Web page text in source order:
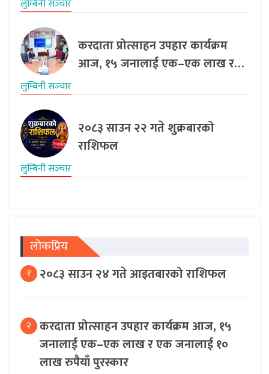
लुम्बिनी सञ्‍चार
करदाता प्रोत्साहन उपहार कार्यक्रम
आज, १५ जनालाई एक–एक लाख र…
लुम्बिनी सञ्‍चार
२०८३ साउन २२ गते शुक्रबारको
राशिफल
लुम्बिनी सञ्‍चार
लोकप्रिय
१ २०८३ साउन २४ गते आइतबारको राशिफल
२ करदाता प्रोत्साहन उपहार कार्यक्रम आज, १५
जनालाई एक–एक लाख र एक जनालाई १०
लाख रुपैयाँ पुरस्कार